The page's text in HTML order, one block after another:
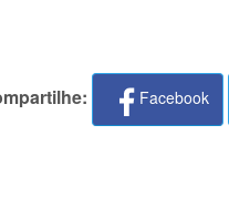
Facebook